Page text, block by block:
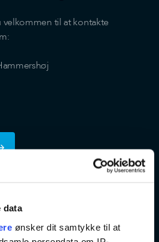
data
ønsker dit samtykke til at
velkommen til at kontakte